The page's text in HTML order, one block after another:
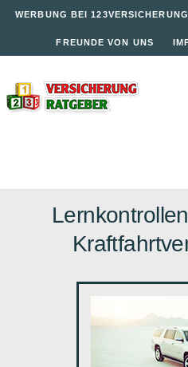
WERBUNG BEI
FREUNDE VON UNS